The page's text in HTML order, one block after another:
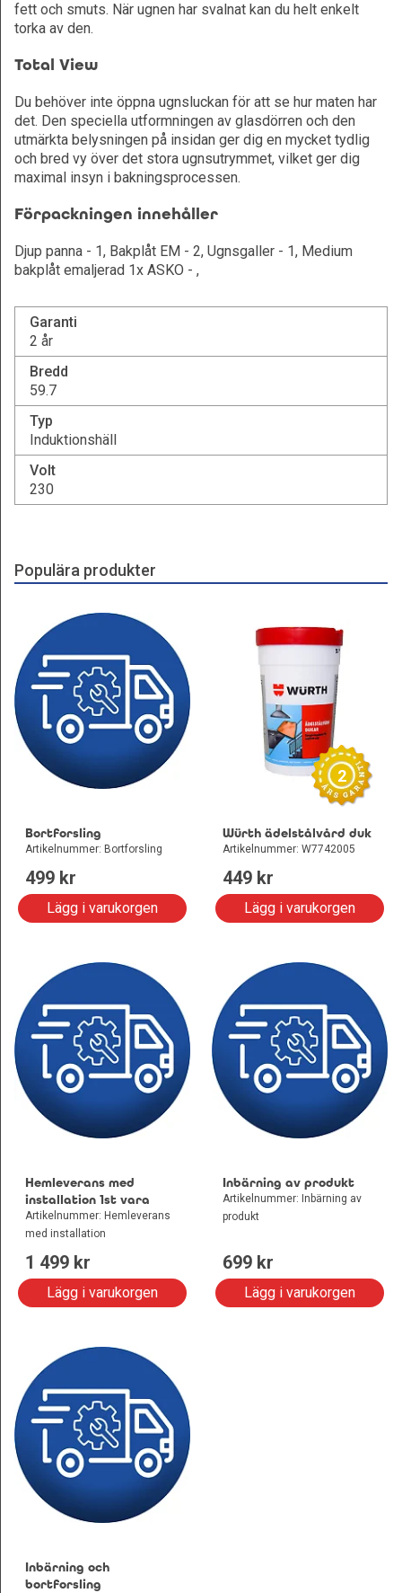
fett och smuts. När ugnen har svalnat kan du helt enkelt
torka av den.
Total View
Du behöver inte öppna ugnsluckan för att se hur maten har
det. Den speciella utformningen av glasdörren och den
utmärkta belysningen på insidan ger dig en mycket tydlig
och bred vy över det stora ugnsutrymmet, vilket ger dig
maximal insyn i bakningsprocessen.
Förpackningen innehåller
Djup panna - 1, Bakplåt EM - 2, Ugnsgaller - 1, Medium
bakplåt emaljerad 1x ASKO - ,
Garanti
2 år
Bredd
59.7
Typ
Induktionshäll
Volt
230
Populära produkter
Bortforsling
Artikelnummer: Bortforsling
499 kr
Lägg i varukorgen
2
Würth ädelstålvård duk
Artikelnummer: W7742005
449 kr
Lägg i varukorgen
Hemleverans med
installation 1st vara
Artikelnummer: Hemleverans
med installation
1 499 kr
Lägg i varukorgen
Inbärning av produkt
Artikelnummer: Inbärning av
produkt
699 kr
Lägg i varukorgen
Inbärning och
bortforsling